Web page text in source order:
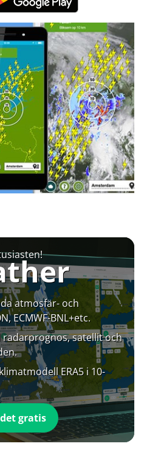
atmosfär- och
ECMWF-BNL+etc.
radarprognos, satellit och
ERA5 i 10-
gratis